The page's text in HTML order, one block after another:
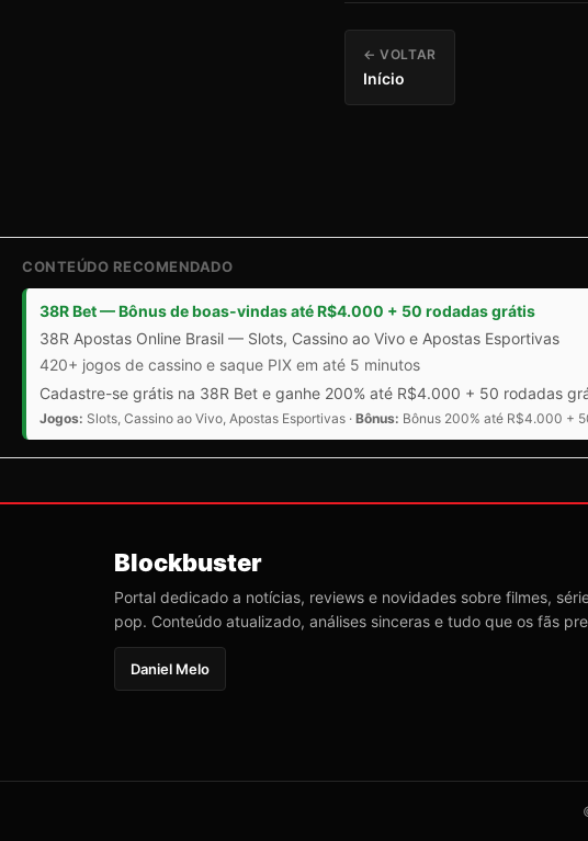
← VOLTAR
Início
CONTEÚDO RECOMENDADO
38R Bet — Bônus de boas-vindas até R$4.000 + 50 rodadas grátis
38R Apostas Online Brasil — Slots, Cassino ao Vivo e Apostas Esportivas
420+ jogos de cassino e saque PIX em até 5 minutos
Cadastre-se grátis na 38R Bet e ganhe 200% até R$4.000 + 50 rodadas
Jogos: Slots, Cassino ao Vivo, Apostas Esportivas · Bônus: Bônus 200% até R$4.000 +
Blockbuster
Portal dedicado a notícias, reviews e novidades sobre filmes,
pop. Conteúdo atualizado, análises sinceras e tudo que os fãs
Daniel Melo